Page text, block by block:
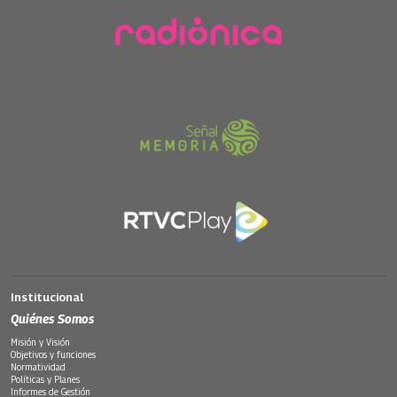
Institucional
Quiénes Somos
Misión y Visión
Objetivos y funciones
Normatividad
Políticas y Planes
Informes de Gestión